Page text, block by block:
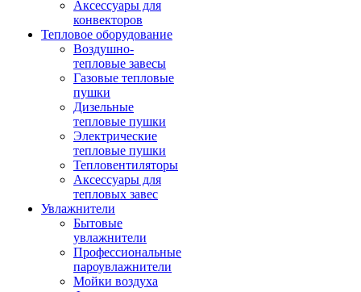
Аксессуары для
конвекторов
Тепловое оборудование
Воздушно-
тепловые завесы
Газовые тепловые
пушки
Дизельные
тепловые пушки
Электрические
тепловые пушки
Тепловентиляторы
Аксессуары для
тепловых завес
Увлажнители
Бытовые
увлажнители
Профессиональные
пароувлажнители
Мойки воздуха